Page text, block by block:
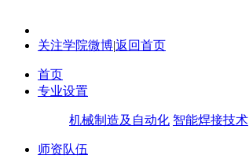
关注学院微博|返回首页
首页
专业设置
机械制造及自动化 智能焊接技术
师资队伍